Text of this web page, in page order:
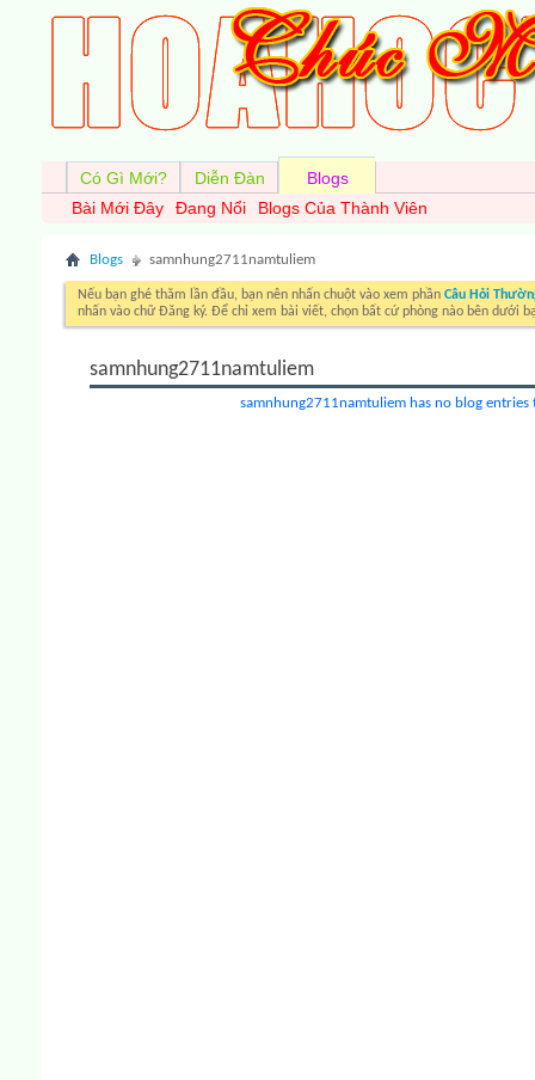
Có Gì Mới? Diễn Đàn
Blogs
Bài Mới Đây
Đang Nổi Blogs Của Thành Viên
Blogs samnhung2711namtuliem
Nếu bạn ghé thăm lần đầu, bạn nên nhấn chuột vào xem phần Câu Hỏi
nhấn vào chữ Đăng ký. Để chỉ xem bài viết, chọn bất cứ phòng nào bên dưới
samnhung2711namtuliem
samnhung2711namtuliem has no blog entries